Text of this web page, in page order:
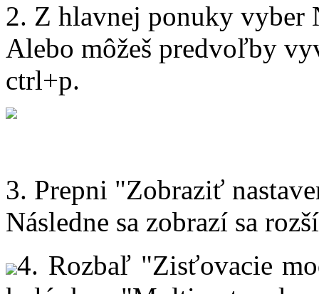
2. Z hlavnej ponuky vyber
Alebo môžeš predvoľby
ctrl+p.
3. Prepni "Zobraziť
Následne sa zobrazí sa
4. Rozbaľ "Zisťovacie